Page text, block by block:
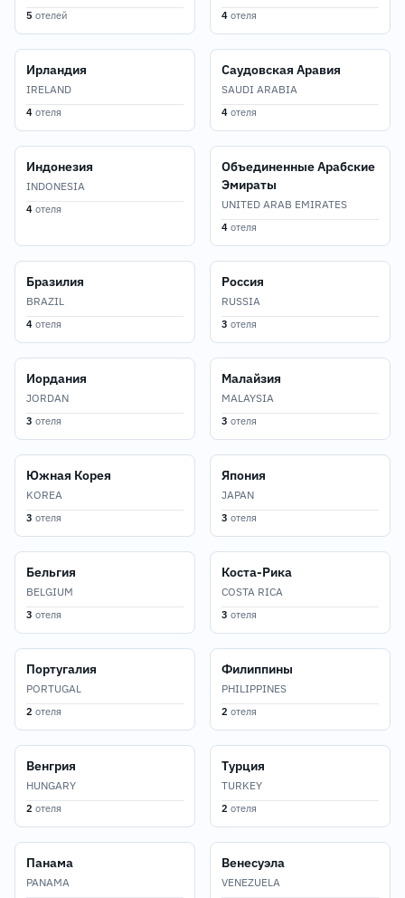
5 отелей 4 отеля
Ирландия
IRELAND
4 отеля
Саудовская Аравия
SAUDI ARABIA
4 отеля
Индонезия
INDONESIA
4 отеля
Объединенные Арабские
Эмираты
UNITED ARAB EMIRATES
4 отеля
Бразилия
BRAZIL
4 отеля
Россия
RUSSIA
3 отеля
Иордания
JORDAN
3 отеля
Малайзия
MALAYSIA
3 отеля
Южная Корея
KOREA
3 отеля
Япония
JAPAN
3 отеля
Бельгия
BELGIUM
3 отеля
Коста-Рика
COSTA RICA
3 отеля
Португалия
PORTUGAL
2 отеля
Филиппины
PHILIPPINES
2 отеля
Венгрия
HUNGARY
2 отеля
Турция
TURKEY
2 отеля
Панама
PANAMA
Венесуэла
VENEZUELA